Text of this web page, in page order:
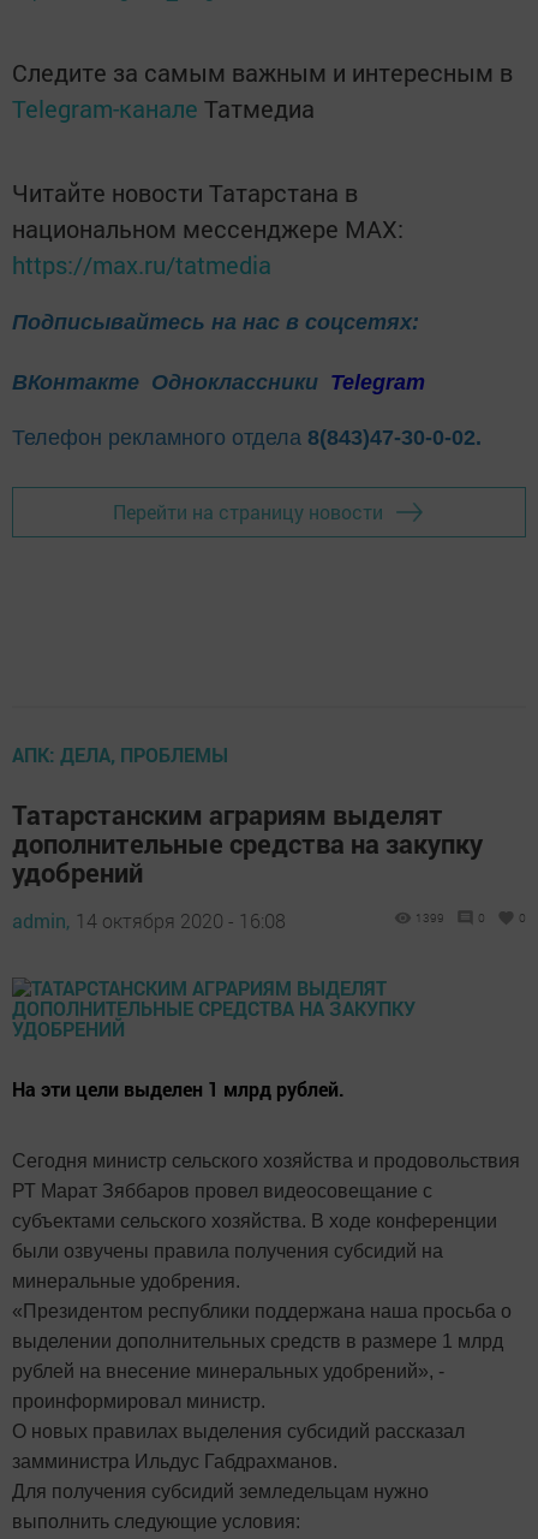
Следите за самым важным и интересным в
Telegram-канале Татмедиа
Читайте новости Татарстана в
национальном мессенджере MАХ:
https://max.ru/tatmedia
Подписывайтесь на нас в соцсетях:
ВКонтакте Одноклассники Telegram
Телефон рекламного отдела 8(843)47-30-0-02.
Перейти на страницу новости
АПК: ДЕЛА, ПРОБЛЕМЫ
Татарстанским аграриям выделят
дополнительные средства на закупку
удобрений
admin, 14 октября 2020 - 16:08 1399 0 0
На эти цели выделен 1 млрд рублей.
Сегодня министр сельского хозяйства и продовольствия
РТ Марат Зяббаров провел видеосовещание с
субъектами сельского хозяйства. В ходе конференции
были озвучены правила получения субсидий на
минеральные удобрения.
«Президентом республики поддержана наша просьба о
выделении дополнительных средств в размере 1 млрд
рублей на внесение минеральных удобрений», -
проинформировал министр.
О новых правилах выделения субсидий рассказал
замминистра Ильдус Габдрахманов.
Для получения субсидий земледельцам нужно
выполнить следующие условия: